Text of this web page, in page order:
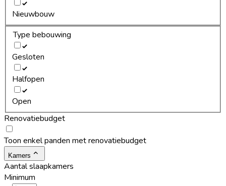
Nieuwbouw
Type bebouwing
Gesloten
Halfopen
Open
Renovatiebudget
Toon enkel panden met renovatiebudget
Kamers
Aantal slaapkamers
Minimum